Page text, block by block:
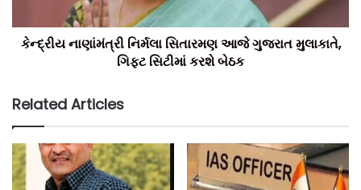
કેન્દ્રીય નાણાંમંત્રી નિર્મલા સિતારમણ આજે ગુજરાત મુલાકાતે,
ગિફ્ટ સિટીમાં કરશે બેઠક
Related Articles